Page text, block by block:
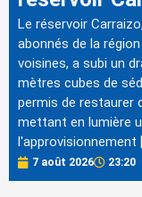
Le réservoir
abonnés de la
voisines, a subi un
mètres cubes de
permis de restaurer
mettant en lumière
l'approvisionnement
7 août 2026 23:20